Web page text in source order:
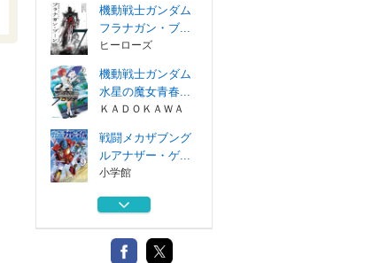
機動戦士ガンダム
フラナガン・ブ...
ヒーローズ
機動戦士ガンダム
水星の魔女青春...
ＫＡＤＯＫＡＷＡ
戦闘メカザブング
ルアナザー・ゲ...
小学館
機動戦士ガンダム
ＫＡＤＯＫＡＷＡ